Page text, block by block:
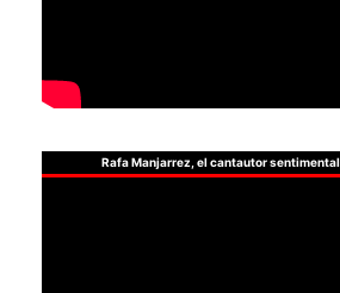
Rafa Manjarrez, el cantautor sentimental